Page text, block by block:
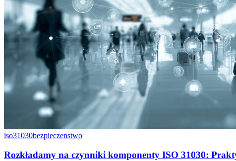
iso31030bezpieczenstwo
Rozkładamy na czynniki komponenty ISO 31030: